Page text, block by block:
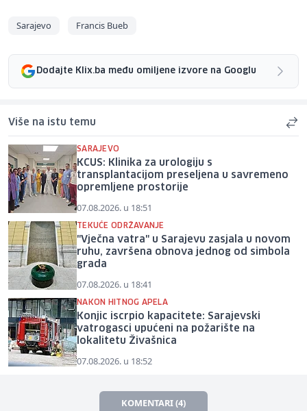
Sarajevo Francis Bueb
Dodajte Klix.ba među omiljene izvore na Googlu
Više na istu temu
SARAJEVO
KCUS: Klinika za urologiju s
transplantacijom preseljena u savremeno
opremljene prostorije
07.08.2026. u 18:51
TEKUĆE ODRŽAVANJE
"Vječna vatra" u Sarajevu zasjala u novom
ruhu, završena obnova jednog od simbola
grada
07.08.2026. u 18:41
NAKON HITNOG APELA
Konjic iscrpio kapacitete: Sarajevski
vatrogasci upućeni na požarište na
lokalitetu Živašnica
07.08.2026. u 18:52
KOMENTARI (4)